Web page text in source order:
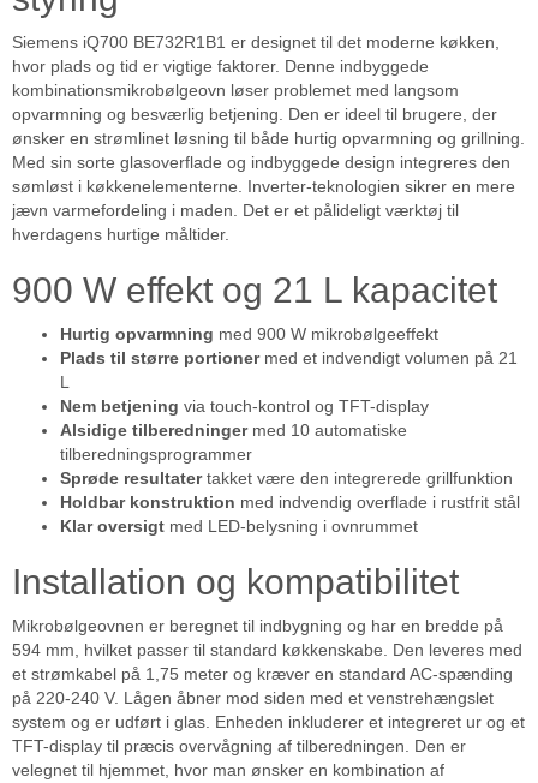
Siemens iQ700 BE732R1B1 er designet til det moderne køkken,
hvor plads og tid er vigtige faktorer. Denne indbyggede
kombinationsmikrobølgeovn løser problemet med langsom
opvarmning og besværlig betjening. Den er ideel til brugere, der
ønsker en strømlinet løsning til både hurtig opvarmning og grillning.
Med sin sorte glasoverflade og indbyggede design integreres den
sømløst i køkkenelementerne. Inverter-teknologien sikrer en mere
jævn varmefordeling i maden. Det er et pålideligt værktøj til
hverdagens hurtige måltider.
900 W effekt og 21 L kapacitet
Hurtig opvarmning med 900 W mikrobølgeeffekt
Plads til større portionermed et indvendigt volumen på 21
L
Nem betjening via touch-kontrol og TFT-display
Alsidige tilberedningermed 10 automatiske
tilberedningsprogrammer
Sprøde resultatertakket være den integrerede grillfunktion
Holdbar konstruktion med indvendig overflade i rustfrit stål
Klar oversigt med LED-belysning i ovnrummet
Installation og kompatibilitet
Mikrobølgeovnen er beregnet til indbygning og har en bredde på
594 mm, hvilket passer til standard køkkenskabe. Den leveres med
et strømkabel på 1,75 meter og kræver en standard AC-spænding
på 220-240 V. Lågen åbner mod siden med et venstrehængslet
system og er udført i glas. Enheden inkluderer et integreret ur og et
TFT-display til præcis overvågning af tilberedningen. Den er
velegnet til hjemmet, hvor man ønsker en kombination af